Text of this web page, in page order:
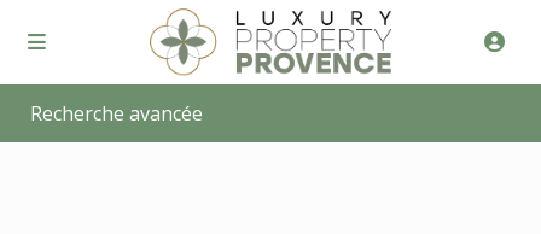
Recherche avancée